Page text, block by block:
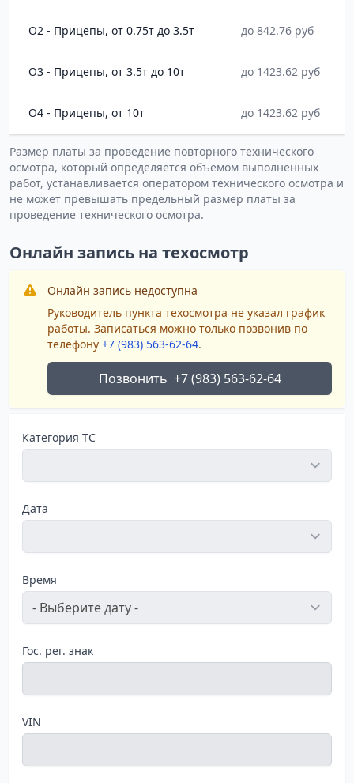
O2 - Прицепы, от 0.75т до 3.5т до 842.76 руб
O3 - Прицепы, от 3.5т до 10т до 1423.62 руб
O4 - Прицепы, от 10т до 1423.62 руб
Размер платы за проведение повторного технического
осмотра, который определяется объемом выполненных
работ, устанавливается оператором технического осмотра и
не может превышать предельный размер платы за
проведение технического осмотра.
Онлайн запись на техосмотр
Онлайн запись недоступна
Руководитель пункта техосмотра не указал график
работы. Записаться можно только позвонив по
телефону +7 (983) 563-62-64.
Позвонить +7 (983) 563-62-64
Категория ТС
Дата
Время
Гос. рег. знак
VIN